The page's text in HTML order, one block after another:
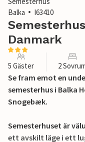
Balka
I63410
Danmark
5 Gäster 2
Se fram emot en
semesterhus i Balka
Snogebæk.
Semesterhuset är
ett avskilt läge i ett